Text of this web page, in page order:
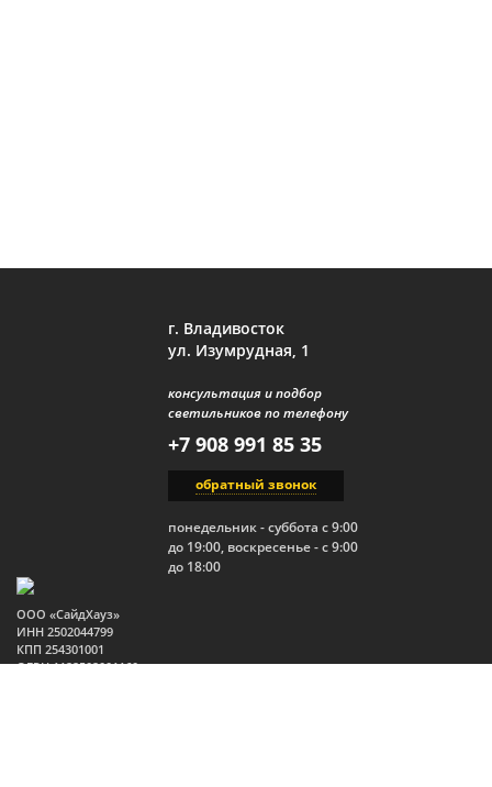
г. Владивосток
ул. Изумрудная, 1
консультация и подбор
светильников по телефону
+7 908 991 85 35
обратный звонок
понедельник - суббота с 9:00
до 19:00, воскресенье - с 9:00
до 18:00
ООО «СайдХауз»
ИНН 2502044799
КПП 254301001
ОГРН 1122502001160